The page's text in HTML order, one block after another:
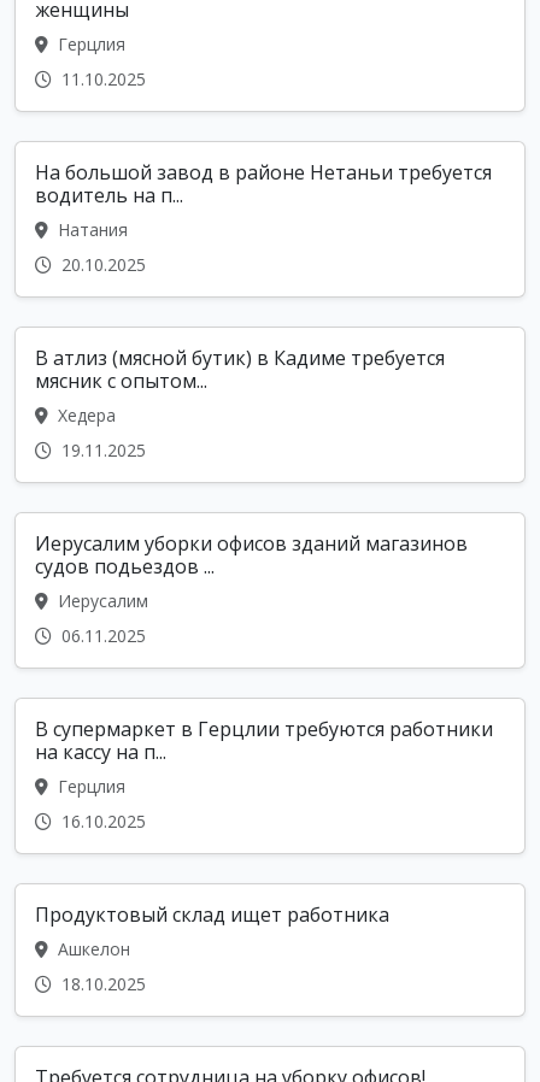
женщины
Герцлия
11.10.2025
На большой завод в районе Нетаньи требуется
водитель на п...
Натания
20.10.2025
В атлиз (мясной бутик) в Кадиме требуется
мясник с опытом...
Хедера
19.11.2025
Иерусалим уборки офисов зданий магазинов
судов подьездов ...
Иерусалим
06.11.2025
В супермаркет в Герцлии требуются работники
на кассу на п...
Герцлия
16.10.2025
Продуктовый склад ищет работника
Ашкелон
18.10.2025